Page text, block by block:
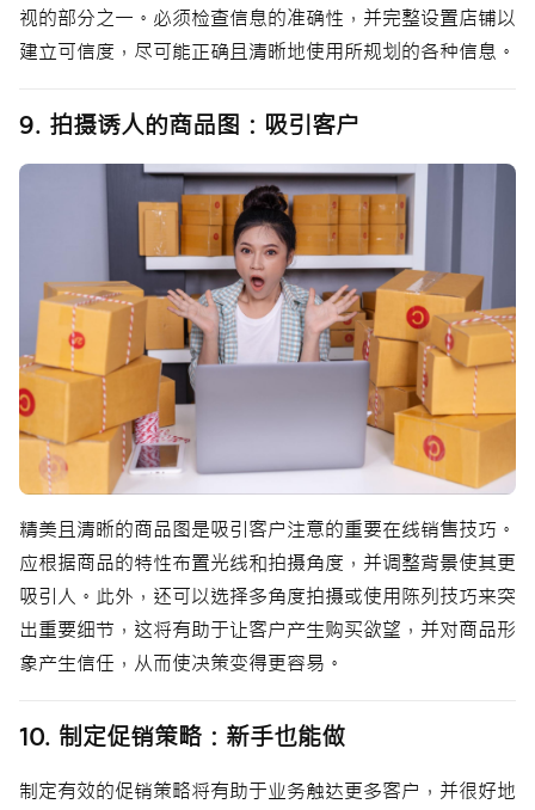
视的部分之一。必须检查信息的准确性，并完整设置店铺以
建立可信度，尽可能正确且清晰地使用所规划的各种信息。
9. 拍摄诱人的商品图：吸引客户
精美且清晰的商品图是吸引客户注意的重要在线销售技巧。
应根据商品的特性布置光线和拍摄角度，并调整背景使其更
吸引人。此外，还可以选择多角度拍摄或使用陈列技巧来突
出重要细节，这将有助于让客户产生购买欲望，并对商品形
象产生信任，从而使决策变得更容易。
10. 制定促销策略：新手也能做
制定有效的促销策略将有助于业务触达更多客户，并很好地